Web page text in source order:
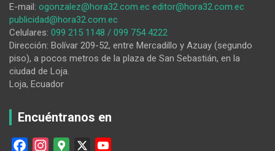
E-mail: ogonzalez@hora32.com.ec editor@hora32.com.ec
publicidad@hora32.com.ec
Celulares: 099 215 1148 / 099 754 4222
Dirección: Bolívar 209-52, entre Mercadillo y Azuay (segundo
piso), a pocos metros de la plaza de San Sebastián, en la
ciudad de Loja.
Loja, Ecuador
Encuéntranos en